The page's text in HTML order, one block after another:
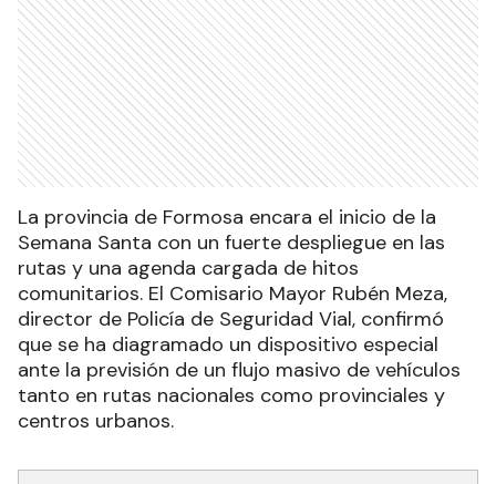
La provincia de Formosa encara el inicio de la
Semana Santa con un fuerte despliegue en las
rutas y una agenda cargada de hitos
comunitarios. El Comisario Mayor Rubén Meza,
director de Policía de Seguridad Vial, confirmó
que se ha diagramado un dispositivo especial
ante la previsión de un flujo masivo de vehículos
tanto en rutas nacionales como provinciales y
centros urbanos.